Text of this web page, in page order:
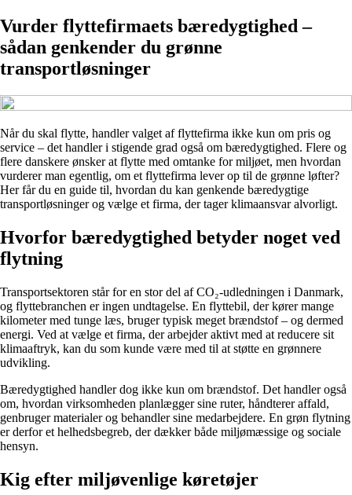
Vurder flyttefirmaets bæredygtighed –
sådan genkender du grønne
transportløsninger
Når du skal flytte, handler valget af flyttefirma ikke kun om pris og
service – det handler i stigende grad også om bæredygtighed. Flere og
flere danskere ønsker at flytte med omtanke for miljøet, men hvordan
vurderer man egentlig, om et flyttefirma lever op til de grønne løfter?
Her får du en guide til, hvordan du kan genkende bæredygtige
transportløsninger og vælge et firma, der tager klimaansvar alvorligt.
Hvorfor bæredygtighed betyder noget ved
flytning
Transportsektoren står for en stor del af CO₂-udledningen i Danmark,
og flyttebranchen er ingen undtagelse. En flyttebil, der kører mange
kilometer med tunge læs, bruger typisk meget brændstof – og dermed
energi. Ved at vælge et firma, der arbejder aktivt med at reducere sit
klimaaftryk, kan du som kunde være med til at støtte en grønnere
udvikling.
Bæredygtighed handler dog ikke kun om brændstof. Det handler også
om, hvordan virksomheden planlægger sine ruter, håndterer affald,
genbruger materialer og behandler sine medarbejdere. En grøn flytning
er derfor et helhedsbegreb, der dækker både miljømæssige og sociale
hensyn.
Kig efter miljøvenlige køretøjer